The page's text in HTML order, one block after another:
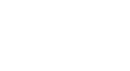
происходит